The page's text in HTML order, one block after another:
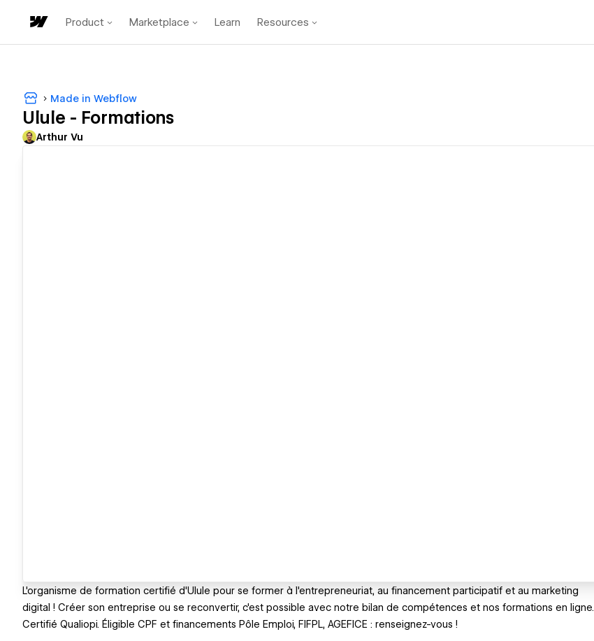
Product Marketplace Learn Resources
Made in Webflow
Ulule - Formations
Arthur Vu
L'organisme de formation certifié d'Ulule pour se former à l'entrepreneuriat, au financement participatif et au marketing
digital ! Créer son entreprise ou se reconvertir, c'est possible avec notre bilan de compétences et nos formations en ligne.
Certifié Qualiopi. Éligible CPF et financements Pôle Emploi, FIFPL, AGEFICE : renseignez-vous !